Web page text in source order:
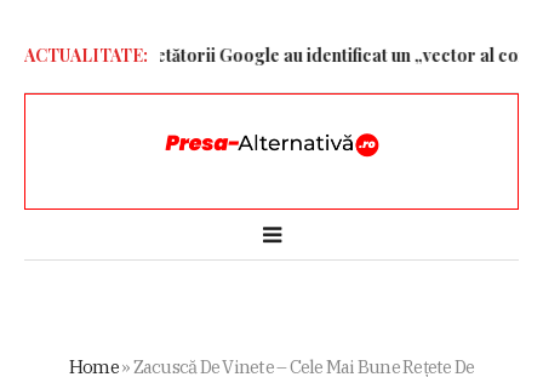
ACTUALITATE:
euro Cercetătorii Google au identificat un „vector al
Home»Zacuscă De Vinete – Cele Mai Bune Rețete De